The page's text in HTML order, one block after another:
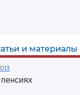
и материалы